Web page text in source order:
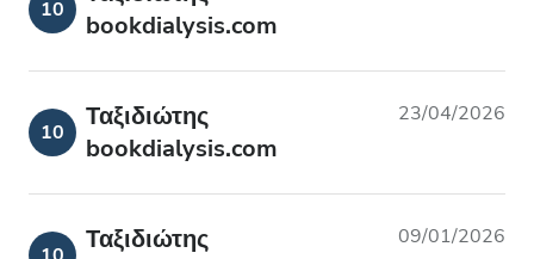
10
bookdialysis.com
10
Ταξιδιώτης
bookdialysis.com
23/04/2026
Ταξιδιώτης
09/01/2026